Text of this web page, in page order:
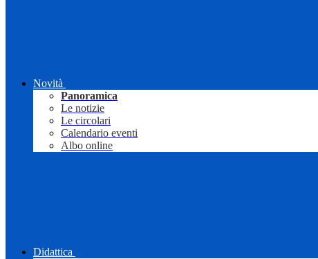
Novità
Panoramica
Le notizie
Le circolari
Calendario eventi
Albo online
Didattica